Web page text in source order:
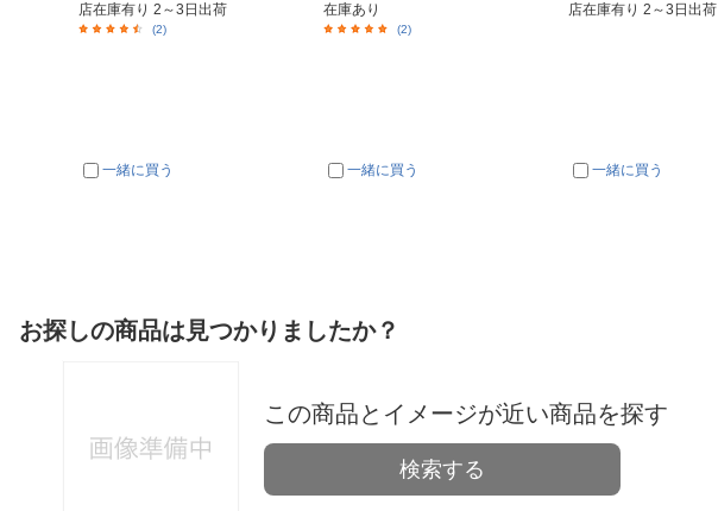
店在庫有り 2～3日出荷
(2)
一緒に買う
在庫あり
(2)
一緒に買う
店在庫有り 2～3日出荷
一緒に買う
お探しの商品は見つかりましたか？
この商品とイメージが近い商品を探す
検索する